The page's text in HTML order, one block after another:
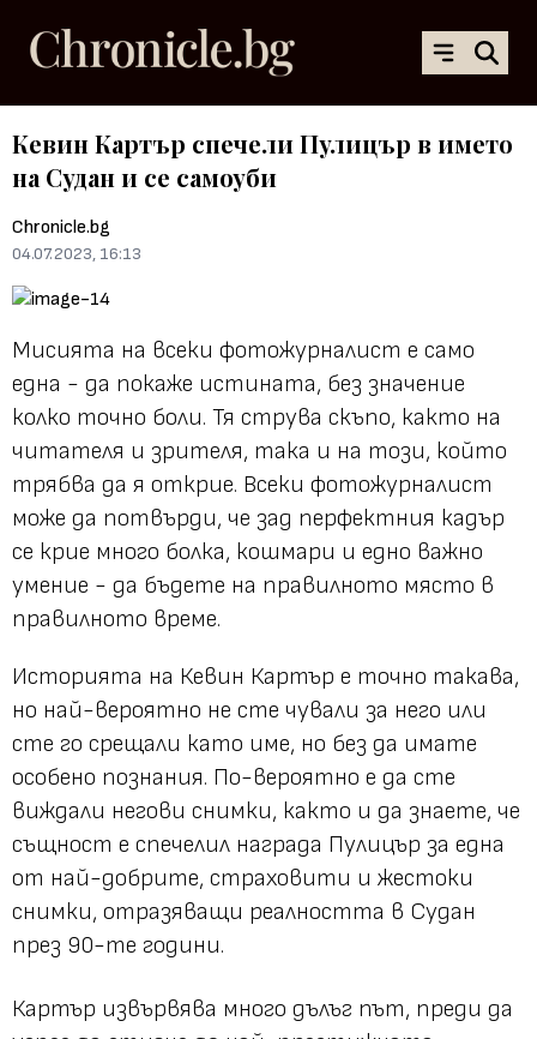
Кевин Картър спечели Пулицър в името
на Судан и се самоуби
Chronicle.bg
04.07.2023, 16:13
Мисията на всеки фотожурналист е само
една - да покаже истината, без значение
колко точно боли. Тя струва скъпо, както на
читателя и зрителя, така и на този, който
трябва да я открие. Всеки фотожурналист
може да потвърди, че зад перфектния кадър
се крие много болка, кошмари и едно важно
умение - да бъдете на правилното място в
правилното време.
Историята на Кевин Картър е точно такава,
но най-вероятно не сте чували за него или
сте го срещали като име, но без да имате
особено познания. По-вероятно е да сте
виждали негови снимки, както и да знаете, че
същност е спечелил награда Пулицър за една
от най-добрите, страховити и жестоки
снимки, отразяващи реалността в Судан
през 90-те години.
Картър извървява много дълъг път, преди да